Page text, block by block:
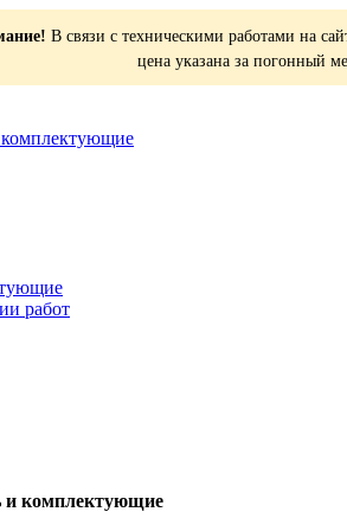
В связи с техническими работами на
цена указана за погонный
работ
и комплектующие